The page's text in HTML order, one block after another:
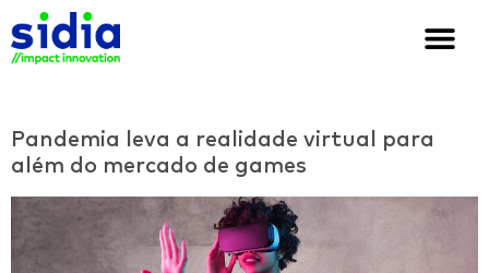
Pandemia leva a realidade virtual para
além do mercado de games